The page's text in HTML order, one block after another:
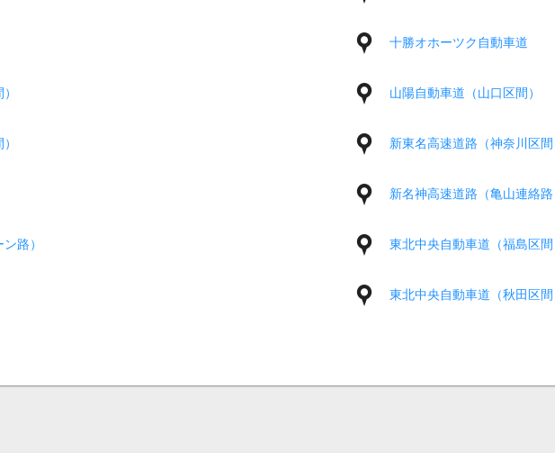
十勝オホーツク自動車道
山陽自動車道（山口区間）
新東名高速道路（神奈川区
新名神高速道路（亀山連絡
路） 東北中央自動車道（福島区
東北中央自動車道（秋田区